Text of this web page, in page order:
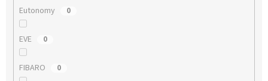
Eutonomy 0
EVE 0
FIBARO 0